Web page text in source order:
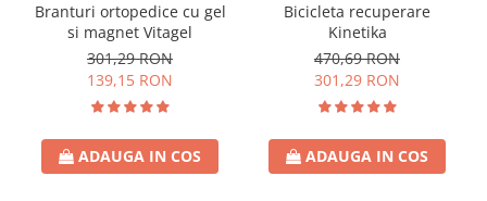
Branturi ortopedice cu gel
si magnet Vitagel
301,29 RON
139,15 RON
ADAUGA IN COS
Bicicleta recuperare
Kinetika
470,69 RON
301,29 RON
ADAUGA IN COS